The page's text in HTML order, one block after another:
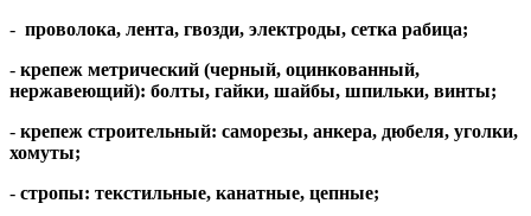
- проволока, лента, гвозди, электроды, сетка рабица;
- крепеж метрический (черный, оцинкованный,
нержавеющий): болты, гайки, шайбы, шпильки, винты;
- крепеж строительный: саморезы, анкера, дюбеля, уголки,
хомуты;
- стропы: текстильные, канатные, цепные;